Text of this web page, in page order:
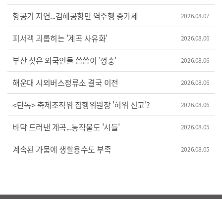
항공기 지연...김해공항만 역주행 증가세 2026.08.07
피서객 괴롭히는 '계곡 사유화' 2026.08.06
부산 찾은 외국인들 씀씀이 '껑충' 2026.08.06
해운대 시외버스정류소 결국 이전 2026.08.06
<단독> 축제조직위 집행위원장 '허위 신고'? 2026.08.06
바닥 드러낸 계곡...농작물도 '시들' 2026.08.05
계속된 가뭄에 생활용수도 부족 2026.08.05